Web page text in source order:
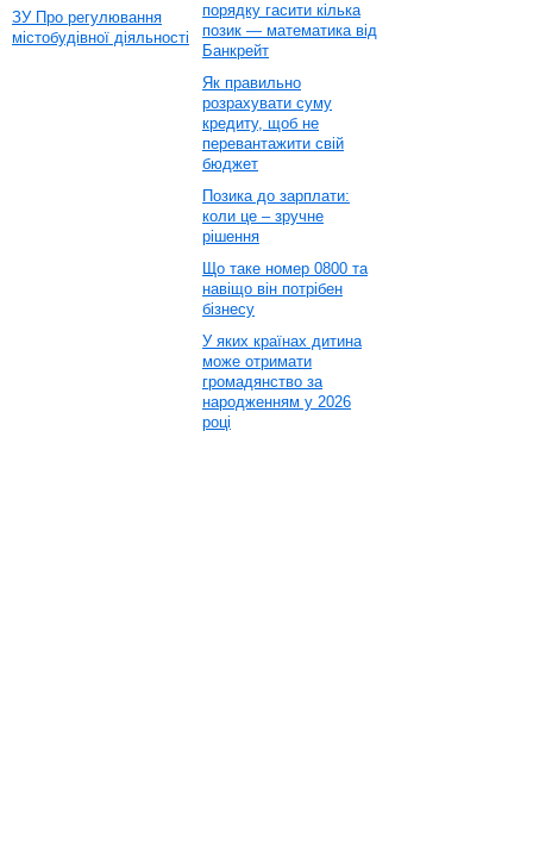
ЗУ Про регулювання
містобудівної діяльності
порядку гасити кілька
позик — математика від
Банкрейт
Як правильно
розрахувати суму
кредиту, щоб не
перевантажити свій
бюджет
Позика до зарплати:
коли це – зручне
рішення
Що таке номер 0800 та
навіщо він потрібен
бізнесу
У яких країнах дитина
може отримати
громадянство за
народженням у 2026
році